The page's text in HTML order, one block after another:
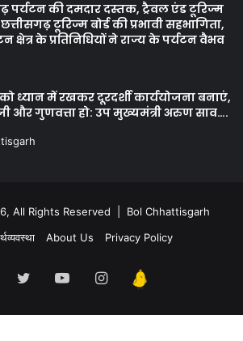
पर्यटन की दमदार दस्तक, ट्रैवल एंड टूरिज्म
टूरिज्म बोर्ड की प्रभावी सहभागिता,
क्षेत्र के प्रतिनिधियों ने राज्य के पर्यटन वैभव
ध्यान में रखकर दूरदर्शी कार्ययोजना बनाएं,
और गुणवत्ता हो: उप मुख्यमंत्री अरुण साव….
All Rights Reserved | Bol Chhattisgarh
About Us Privacy Policy
Facebook
Twitter YouTubeInstagram